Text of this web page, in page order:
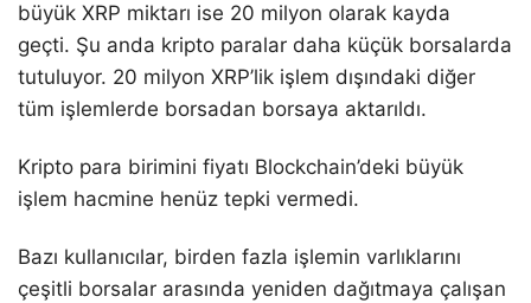
büyük XRP miktarı ise 20 milyon olarak kayda
geçti. Şu anda kripto paralar daha küçük borsalarda
tutuluyor. 20 milyon XRP’lik işlem dışındaki diğer
tüm işlemlerde borsadan borsaya aktarıldı.
Kripto para birimini fiyatı Blockchain’deki büyük
işlem hacmine henüz tepki vermedi.
Bazı kullanıcılar, birden fazla işlemin varlıklarını
çeşitli borsalar arasında yeniden dağıtmaya çalışan